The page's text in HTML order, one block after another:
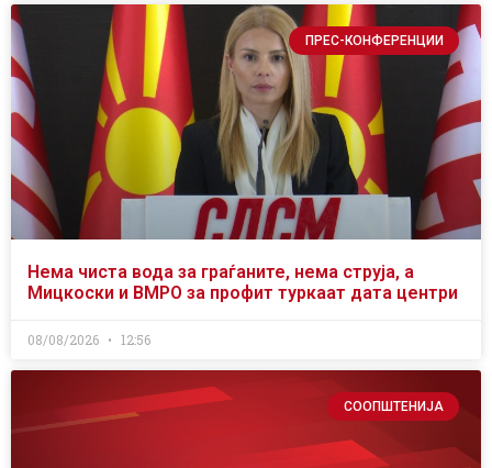
ПРЕС-КОНФЕРЕНЦИИ
Нема чиста вода за граѓаните, нема струја, а
Мицкоски и ВМРО за профит туркаат дата центри
08/08/2026 12:56
СООПШТЕНИЈА